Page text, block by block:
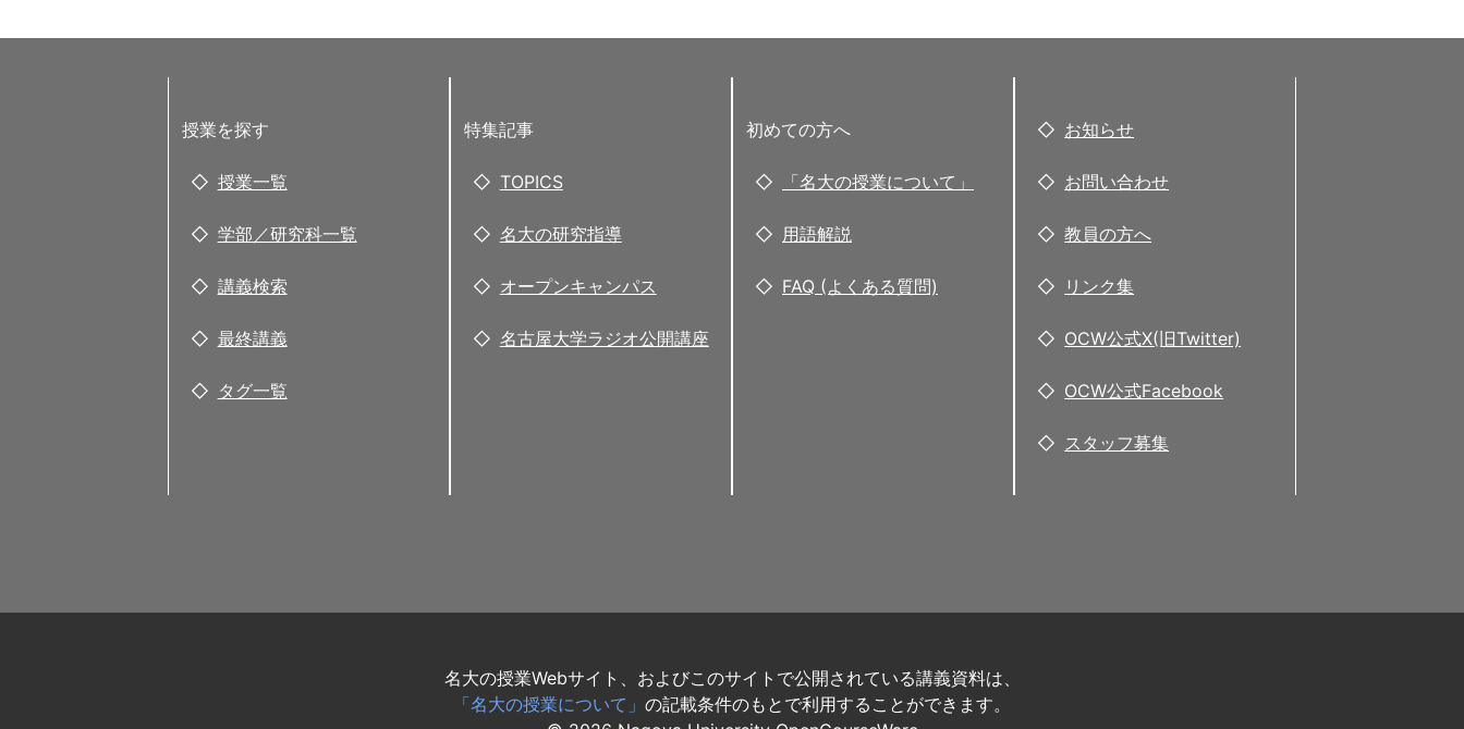
授業を探す
授業一覧
学部／研究科一覧
講義検索
最終講義
タグ一覧
特集記事
TOPICS
名大の研究指導
オープンキャンパス
名古屋大学ラジオ公開講座
初めての方へ
「名大の授業について」
用語解説
FAQ (よくある質問)
お知らせ
お問い合わせ
教員の方へ
リンク集
OCW公式X(旧Twitter)
OCW公式Facebook
スタッフ募集
名大の授業Webサイト、およびこのサイトで公開されている講義資料は、
「名大の授業について」 の記載条件のもとで利用することができます。